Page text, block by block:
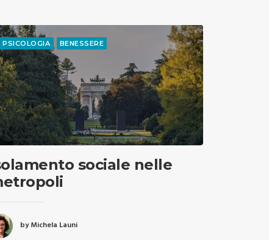
PSICOLOGIA BENESSERE
sociale nelle
by Michela Launi